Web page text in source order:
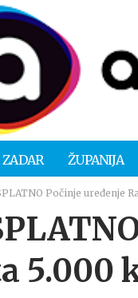
ZADAR ŽUPANIJA
Počinje uređenje
5.000